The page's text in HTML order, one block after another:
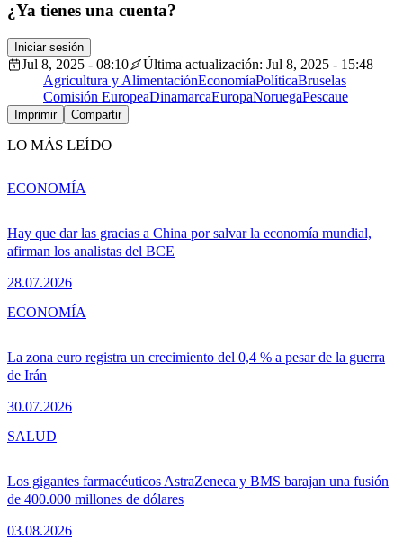
¿Ya tienes una cuenta?
Iniciar sesión
Jul 8, 2025 - 08:10
Última actualización: Jul 8, 2025 - 15:48
Agricultura y AlimentaciónEconomíaPolíticaBruselas
Comisión EuropeaDinamarcaEuropaNoruegaPescaue
Imprimir Compartir
LO MÁS LEÍDO
Hay que dar las gracias a China por salvar la economía mundial,
afirman los analistas del BCE
28.07.2026
ECONOMÍA
La zona euro registra un crecimiento del 0,4 % a pesar de la guerra
de Irán
30.07.2026
ECONOMÍA
Los gigantes farmacéuticos AstraZeneca y BMS barajan una fusión
de 400.000 millones de dólares
03.08.2026
SALUD